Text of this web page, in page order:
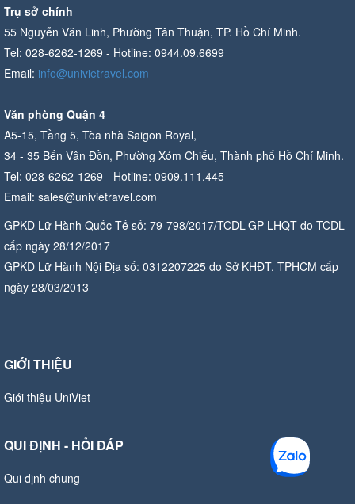
Trụ sở chính
55 Nguyễn Văn Linh, Phường Tân Thuận, TP. Hồ Chí Minh.
Tel: 028-6262-1269 - Hotline: 0944.09.6699
Email: info@univietravel.com
Văn phòng Quận 4
A5-15, Tầng 5, Tòa nhà Saigon Royal,
34 - 35 Bến Vân Đồn, Phường Xóm Chiếu, Thành phố Hồ Chí Minh.
Tel: 028-6262-1269 - Hotline: 0909.111.445
Email: sales@univietravel.com
GPKD Lữ Hành Quốc Tế số: 79-798/2017/TCDL-GP LHQT do TCDL
cấp ngày 28/12/2017
GPKD Lữ Hành Nội Địa số: 0312207225 do Sở KHĐT. TPHCM cấp
ngày 28/03/2013
GIỚI THIỆU
Giới thiệu UniViet
QUI ĐỊNH - HỎI ĐÁP
Qui định chung